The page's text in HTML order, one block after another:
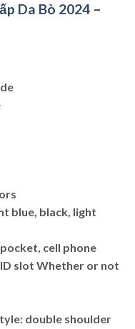
Da Bò 2024 –
blue, black, light
cell phone
slot Whether or not
double shoulder